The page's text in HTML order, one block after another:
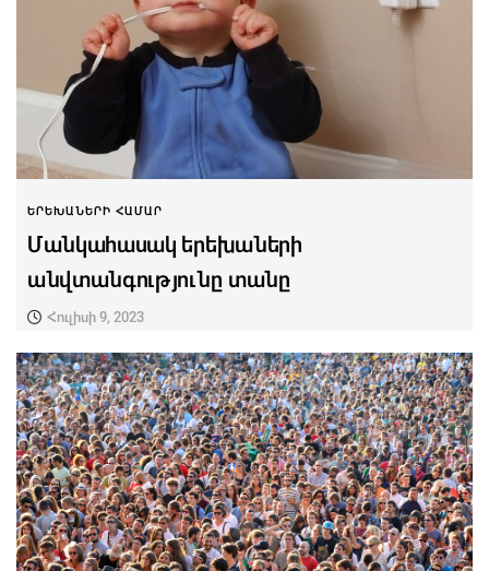
ԵՐԵԽԱՆԵՐԻ ՀԱՄԱՐ
Մանկահասակ երեխաների
անվտանգությունը տանը
Հուլիսի 9, 2023